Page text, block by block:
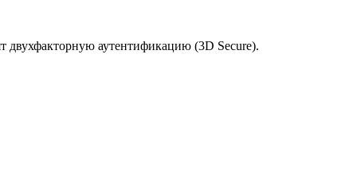
двухфакторную аутентификацию (3D Secure).